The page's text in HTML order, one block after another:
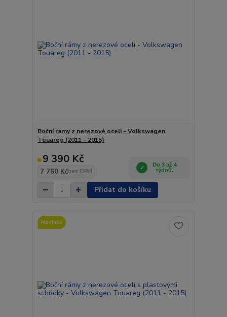
Boční rámy z nerezové oceli - Volkswagen
Touareg (2011 - 2015)
9 390 Kč
7 760 Kčbez DPH
Do 3 až 4
týdnů.
Přidat do košíku
Novinka